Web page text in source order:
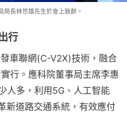
局長林世雄先生於會上致辭。
行
車聯網(C-V2X)技術，融合
行。應科院董事局主席李惠
人多，利用5G、人工智能
新道路交通系統，有效應付